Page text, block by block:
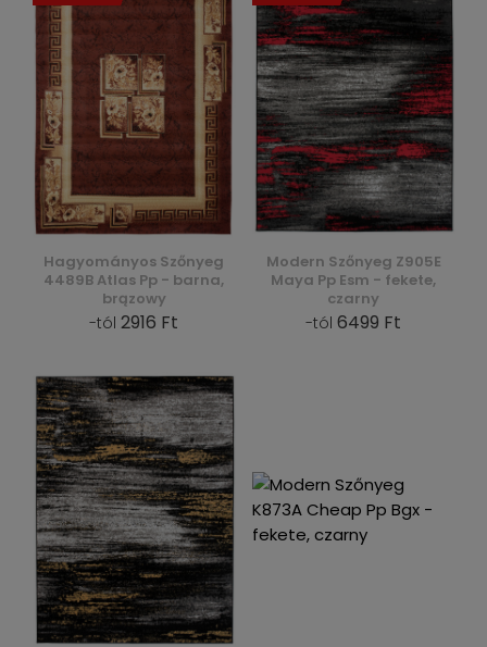
Hagyományos Szőnyeg
4489B Atlas Pp - barna,
brązowy
-tól 2916 Ft
Modern Szőnyeg Z905E
Maya Pp Esm - fekete,
czarny
-tól 6499 Ft